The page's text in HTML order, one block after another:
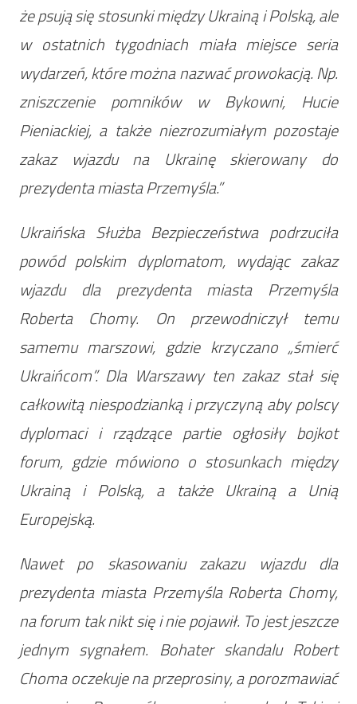
że psują się stosunki między Ukrainą i Polską, ale
w ostatnich tygodniach miała miejsce seria
wydarzeń, które można nazwać prowokacją. Np.
zniszczenie pomników w Bykowni, Hucie
Pieniackiej, a także niezrozumiałym pozostaje
zakaz wjazdu na Ukrainę skierowany do
prezydenta miasta Przemyśla.”
Ukraińska Służba Bezpieczeństwa podrzuciła
powód polskim dyplomatom, wydając zakaz
wjazdu dla prezydenta miasta Przemyśla
Roberta Chomy. On przewodniczył temu
samemu marszowi, gdzie krzyczano „śmierć
Ukraińcom”. Dla Warszawy ten zakaz stał się
całkowitą niespodzianką i przyczyną aby polscy
dyplomaci i rządzące partie ogłosiły bojkot
forum, gdzie mówiono o stosunkach między
Ukrainą i Polską, a także Ukrainą a Unią
Europejską.
Nawet po skasowaniu zakazu wjazdu dla
prezydenta miasta Przemyśla Roberta Chomy,
na forum tak nikt się i nie pojawił. To jest jeszcze
jednym sygnałem. Bohater skandalu Robert
Choma oczekuje na przeprosiny, a porozmawiać